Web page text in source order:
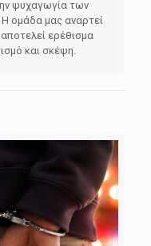
ψυχαγωγία των
ομάδα μας αναρτεί
ερέθισμα
και σκέψη.